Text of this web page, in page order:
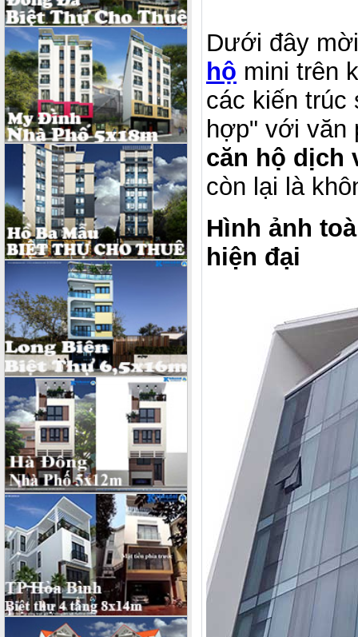
Dưới đây
hộ mini trên
các kiến trúc
hợp" với văn
căn hộ dịch
còn lại là
Hình ảnh
hiện đại